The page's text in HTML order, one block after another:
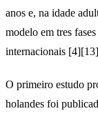
anos e, na idade
modelo em tres
internacionais
O primeiro estudo
holandes foi